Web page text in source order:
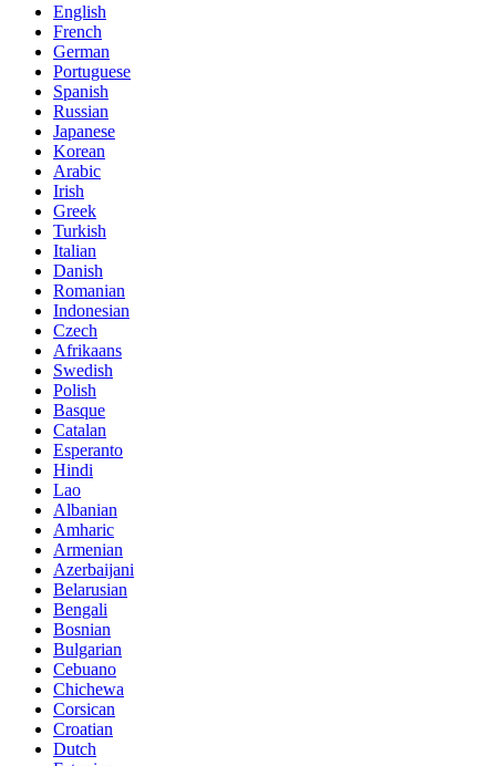
English
French
German
Portuguese
Spanish
Russian
Japanese
Korean
Arabic
Irish
Greek
Turkish
Italian
Danish
Romanian
Indonesian
Czech
Afrikaans
Swedish
Polish
Basque
Catalan
Esperanto
Hindi
Lao
Albanian
Amharic
Armenian
Azerbaijani
Belarusian
Bengali
Bosnian
Bulgarian
Cebuano
Chichewa
Corsican
Croatian
Dutch